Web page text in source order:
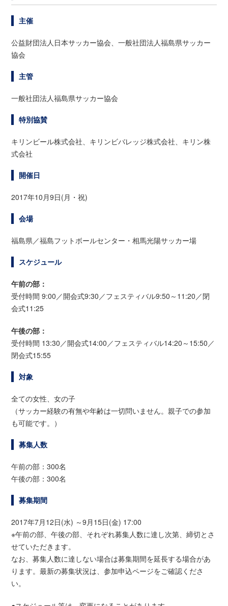
主催
公益財団法人日本サッカー協会、一般社団法人福島県サッカー
協会
主管
一般社団法人福島県サッカー協会
特別協賛
キリンビール株式会社、キリンビバレッジ株式会社、キリン株
式会社
開催日
2017年10月9日(月・祝)
会場
福島県／福島フットボールセンター・相馬光陽サッカー場
スケジュール
午前の部：
受付時間 9:00／開会式9:30／フェスティバル9:50～11:20／閉
会式11:25
午後の部：
受付時間 13:30／開会式14:00／フェスティバル14:20～15:50／
閉会式15:55
対象
全ての女性、女の子
（サッカー経験の有無や年齢は一切問いません。親子での参加
も可能です。）
募集人数
午前の部：300名
午後の部：300名
募集期間
2017年7月12日(水) ～9月15日(金) 17:00
※午前の部、午後の部、それぞれ募集人数に達し次第、締切とさ
せていただきます。
なお、募集人数に達しない場合は募集期間を延長する場合があ
ります。最新の募集状況は、参加申込ページをご確認くださ
い。